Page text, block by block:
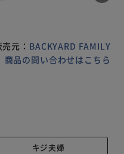
売元： BACKYARD FAMILY
商品の問い合わせはこちら
キジ夫婦